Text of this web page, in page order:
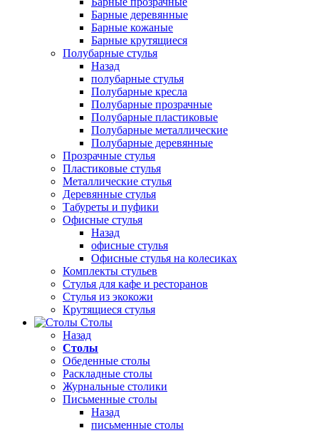
Барные деревянные
Барные кожаные
Барные крутящиеся
Полубарные стулья
Назад
полубарные стулья
Полубарные кресла
Полубарные прозрачные
Полубарные пластиковые
Полубарные металлические
Полубарные деревянные
Прозрачные стулья
Пластиковые стулья
Металлические стулья
Деревянные стулья
Табуреты и пуфики
Офисные стулья
Назад
офисные стулья
Офисные стулья на колесиках
Комплекты стульев
Стулья для кафе и ресторанов
Стулья из экокожи
Крутящиеся стулья
Столы
Назад
Столы
Обеденные столы
Раскладные столы
Журнальные столики
Письменные столы
Назад
письменные столы